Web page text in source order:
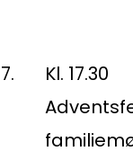
7.
Kl. 17.30